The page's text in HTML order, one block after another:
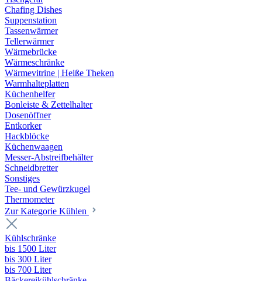
Chafing Dishes
Suppenstation
Tassenwärmer
Tellerwärmer
Wärmebrücke
Wärmeschränke
Wärmevitrine | Heiße Theken
Warmhalteplatten
Küchenhelfer
Bonleiste & Zettelhalter
Dosenöffner
Entkorker
Hackblöcke
Küchenwaagen
Messer-Abstreifbehälter
Schneidbretter
Sonstiges
Tee- und Gewürzkugel
Thermometer
Zur Kategorie Kühlen
Kühlschränke
bis 1500 Liter
bis 300 Liter
bis 700 Liter